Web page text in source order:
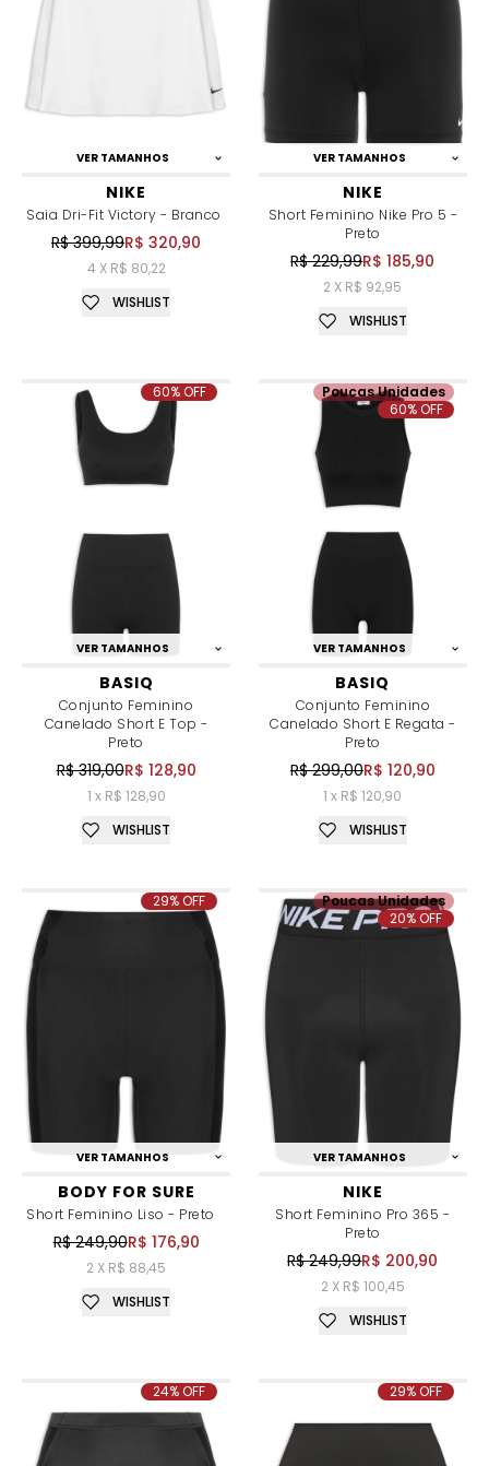
VER TAMANHOS
NIKE
Saia Dri-Fit Victory - Branco
R$ 399,99R$ 320,90
4 X R$ 80,22
WISHLIST
VER TAMANHOS
NIKE
Short Feminino Nike Pro 5 -
Preto
R$ 229,99R$ 185,90
2 X R$ 92,95
WISHLIST
VER TAMANHOS
BASIQ
Conjunto Feminino
Canelado Short E Top -
Preto
R$ 319,00R$ 128,90
1 x R$ 128,90
60% OFF
WISHLIST
VER TAMANHOS
BASIQ
Conjunto Feminino
Canelado Short E Regata -
Preto
R$ 299,00R$ 120,90
1 x R$ 120,90
Poucas Unidades
60% OFF
WISHLIST
VER TAMANHOS
BODY FOR SURE
Short Feminino Liso - Preto
R$ 249,90R$ 176,90
2 X R$ 88,45
29% OFF
WISHLIST
VER TAMANHOS
NIKE
Short Feminino Pro 365 -
Preto
R$ 249,99R$ 200,90
2 X R$ 100,45
Poucas Unidades
20% OFF
WISHLIST
24% OFF 29% OFF